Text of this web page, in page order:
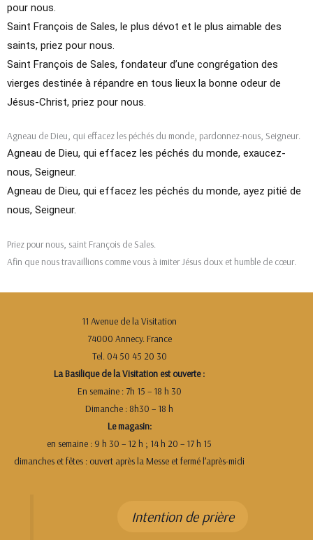
pour nous.
Saint François de Sales, le plus dévot et le plus aimable des
saints, priez pour nous.
Saint François de Sales, fondateur d’une congrégation des
vierges destinée à répandre en tous lieux la bonne odeur de
Jésus-Christ, priez pour nous.
Agneau de Dieu, qui effacez les péchés du monde, pardonnez-nous, Seigneur.
Agneau de Dieu, qui effacez les péchés du monde, exaucez-
nous, Seigneur.
Agneau de Dieu, qui effacez les péchés du monde, ayez pitié de
nous, Seigneur.
Priez pour nous, saint François de Sales.
Afin que nous travaillions comme vous à imiter Jésus doux et humble de cœur.
11 Avenue de la Visitation
74000 Annecy. France
Tel. 04 50 45 20 30
La Basilique de la Visitation est ouverte :
En semaine : 7h 15 – 18 h 30
Dimanche : 8h30 – 18 h
Le magasin:
en semaine : 9 h 30 – 12 h ; 14 h 20 – 17 h 15
dimanches et fêtes : ouvert après la Messe et fermé l’après-midi
Intention de prière